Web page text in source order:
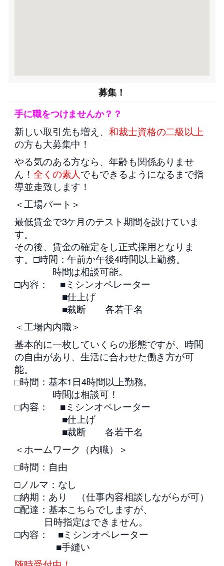
募集！
手に職をつけませんか？？
新しい取引先も増え、 和裁士資格の二級以上
の方も大募集中！
やる気のある方なら、年齢も関係ありませ
ん！ 全くの素人でもできるようになるまで指
導並走致します！
＜工場パート＞
最低賃金で3ケ月のテスト期間を設けていま
す。
その後、賃金の確定をし正式採用となりま
す。□時間：午前か午後4時間以上勤務。
時間は相談可能。
□内容： ■ミシンオペレーター
■仕上げ
■裁断 各若干名
＜工場内内職＞
基本的に一枚していくらの形態ですが、時間
の自由があり、生活に合わせた働き方が可
能。
□時間：基本1日4時間以上勤務。
時間は相談可！
□内容： ■ミシンオペレーター
■仕上げ
■裁断 各若干名
＜ホームワーク（内職）＞
□時間：自由
□ノルマ：なし
□納期：あり （仕事内容相談しながらが可）
□配達：基本こちらでしますが、
日時指定はできません。
□内容： ■ミシンオペレーター
■手縫い